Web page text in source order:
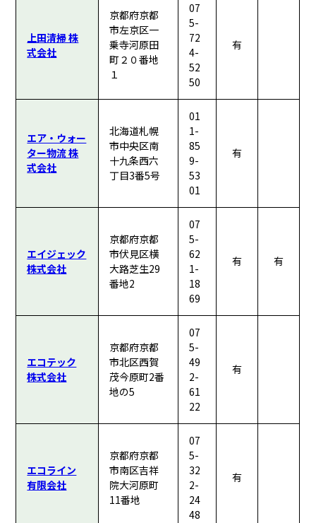
上田清掃 株
式会社
京都府京都
市左京区一
乗寺河原田
町２０番地
１
07
5-
72
4-
52
50
有
エア・ウォー
ター物流 株
式会社
北海道札幌
市中央区南
十九条西六
丁目3番5号
01
1-
85
9-
53
01
有
エイジェック
株式会社
京都府京都
市伏見区横
大路芝生29
番地2
07
5-
62
1-
18
69
有 有
エコテック
株式会社
京都府京都
市北区西賀
茂今原町2番
地の5
07
5-
49
2-
61
22
有
エコライン
有限会社
京都府京都
市南区吉祥
院大河原町
11番地
07
5-
32
2-
24
48
有